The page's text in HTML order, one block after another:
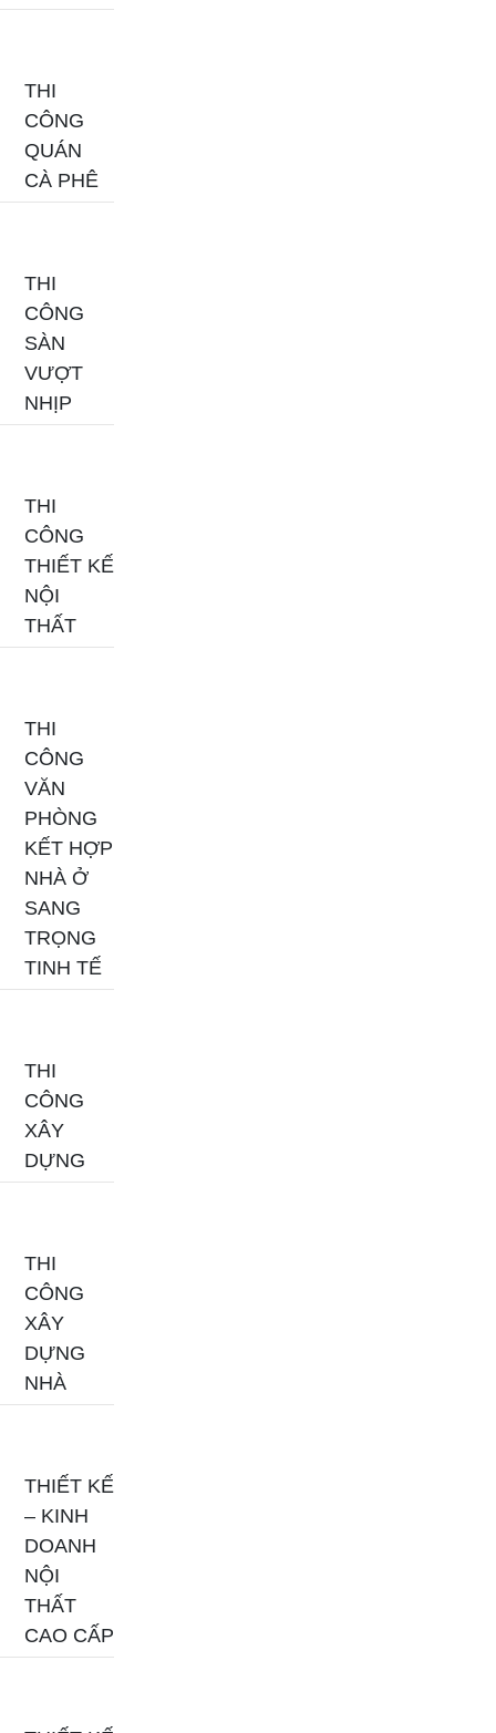
THI
CÔNG
QUÁN
CÀ PHÊ
THI
CÔNG
SÀN
VƯỢT
NHỊP
THI
CÔNG
THIẾT KẾ
NỘI
THẤT
THI
CÔNG
VĂN
PHÒNG
KẾT HỢP
NHÀ Ở
SANG
TRỌNG
TINH TẾ
THI
CÔNG
XÂY
DỰNG
THI
CÔNG
XÂY
DỰNG
NHÀ
THIẾT KẾ
– KINH
DOANH
NỘI
THẤT
CAO CẤP